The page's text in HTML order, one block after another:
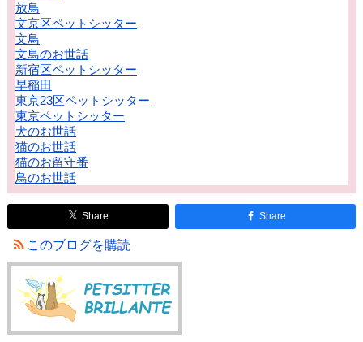
放鳥
文京区ペットシッター
文鳥
文鳥のお世話
新宿区ペットシッター
早稲田
東京23区ペットシッター
東京ペットシッター
犬のお世話
猫のお世話
猫のお留守番
鳥のお世話
Share Share
このブログを購読